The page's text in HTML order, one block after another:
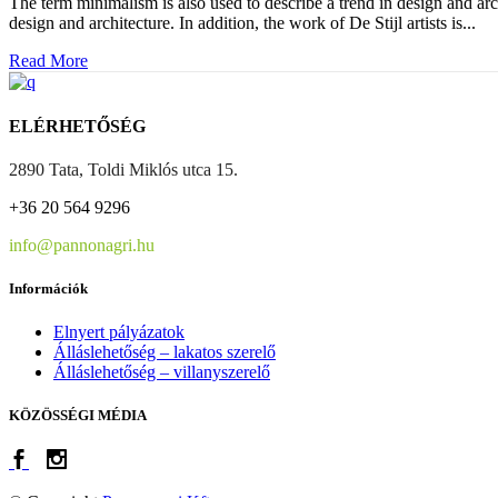
design and architecture. In addition, the work of De Stijl artists is...
Read More
ELÉRHETŐSÉG
2890 Tata, Toldi Miklós utca 15.
+36 20 564 9296
info@pannonagri.hu
Információk
Elnyert pályázatok
Álláslehetőség – lakatos szerelő
Álláslehetőség – villanyszerelő
KÖZÖSSÉGI MÉDIA